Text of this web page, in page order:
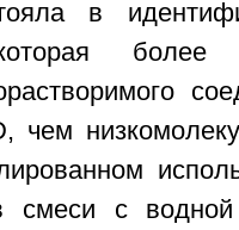
в
которая
чем
в смеси с